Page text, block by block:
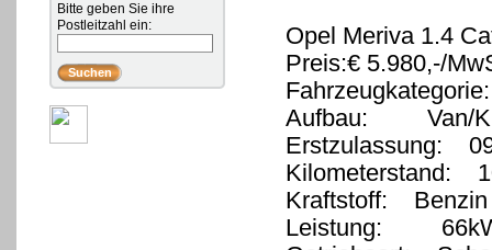
Bitte geben Sie ihre
Postleitzahl ein:
Opel Meriva 1.4
Preis:€ 5.980,-/
Aufbau: Van/
Erstzulassung:
Kilometerstand:
Kraftstoff: Benzin
Leistung: